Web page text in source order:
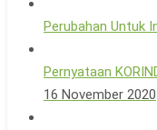
Perubahan Untuk
Pernyataan
16 November 2020